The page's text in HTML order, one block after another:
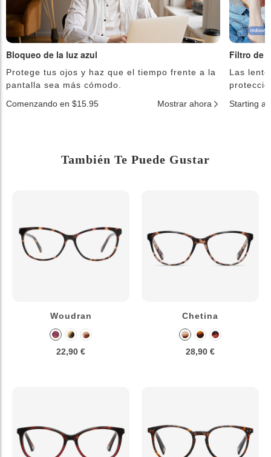
Bloqueo de la luz azul
Protege tus ojos y haz que el tiempo frente a la
pantalla sea más cómodo.
Comenzando en $15.95
Mostrar ahora
Filtro de
Las
Starting at
También Te Puede Gustar
Woudran
22,90 €
Chetina
28,90 €